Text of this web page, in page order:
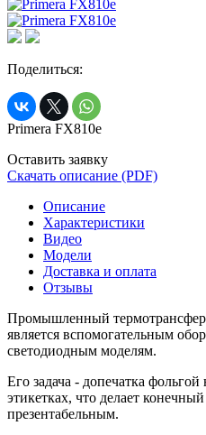
Поделиться:
Primera FX810e
Оставить заявку
Скачать описание (PDF)
Описание
Характеристики
Видео
Модели
Доставка и оплата
Отзывы
Промышленный
является вспомогательным
светодиодным моделям.
Его задача - допечатка
этикетках, что делает
презентабельным.